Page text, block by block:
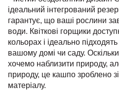
ідеальний інтегрований
гарантує, що ваші рослини
води. Квіткові горщики
кольорах і ідеально
вашому домі чи саду.
хочемо наблизити природу,
природу, це кашпо зроблено
матеріалу.